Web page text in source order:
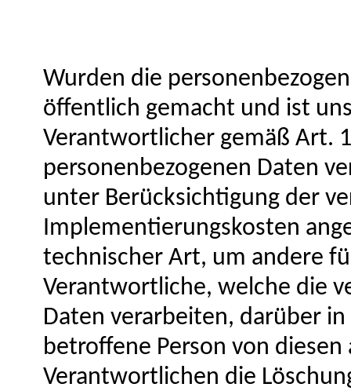
Wurden die
öffentlich gemacht und ist
Verantwortlicher gemäß Art.
personenbezogenen Daten
unter Berücksichtigung der
Implementierungskosten
technischer Art, um andere
Verantwortliche, welche die
Daten verarbeiten, darüber
betroffene Person von
Verantwortlichen die